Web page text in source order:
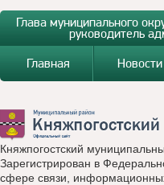
Глава муниципального
руководитель
Главная
Новости
Княжпогостский
Зарегистрирован в
сфере связи,